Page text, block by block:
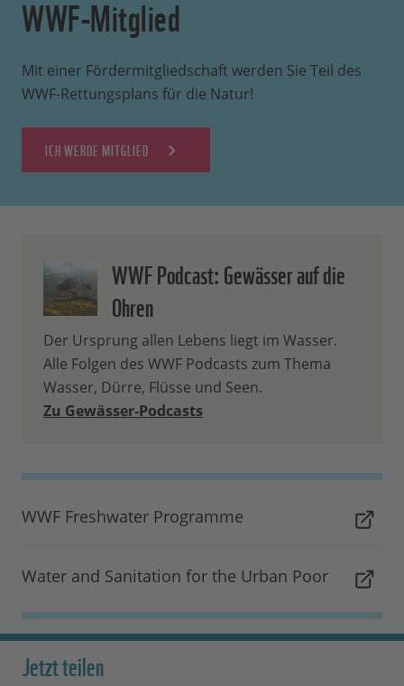
WWF-Mitglied
Mit einer Fördermitgliedschaft werden Sie Teil des
WWF-Rettungsplans für die Natur!
ICH WERDE MITGLIED
WWF Podcast: Gewässer auf die
Ohren
Der Ursprung allen Lebens liegt im Wasser.
Alle Folgen des WWF Podcasts zum Thema
Wasser, Dürre, Flüsse und Seen.
Zu Gewässer-Podcasts
WWF Freshwater Programme
Water and Sanitation for the Urban Poor
Jetzt teilen